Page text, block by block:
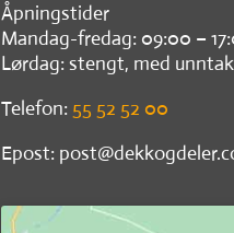
Åpningstider
Mandag-fredag: 09:00 –
Lørdag: stengt, med
Telefon: 55 52 52 00
Epost: